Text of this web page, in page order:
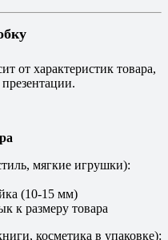
от характеристик товара,
мягкие игрушки):
(10-15 мм)
к размеру товара
косметика в упаковке):